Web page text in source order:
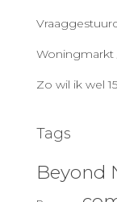
Woningmarkt
Zo wil ik wel
Tags
Beyond